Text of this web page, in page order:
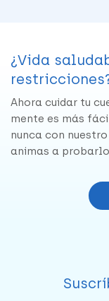
¿Vida
Ahora cuidar tu
mente es más
nunca con nuestro
animas a